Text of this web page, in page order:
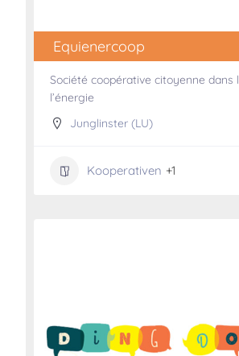
Equienercoop
Société coopérative citoyenne dans
l’énergie
Junglinster (LU)
Kooperativen +1